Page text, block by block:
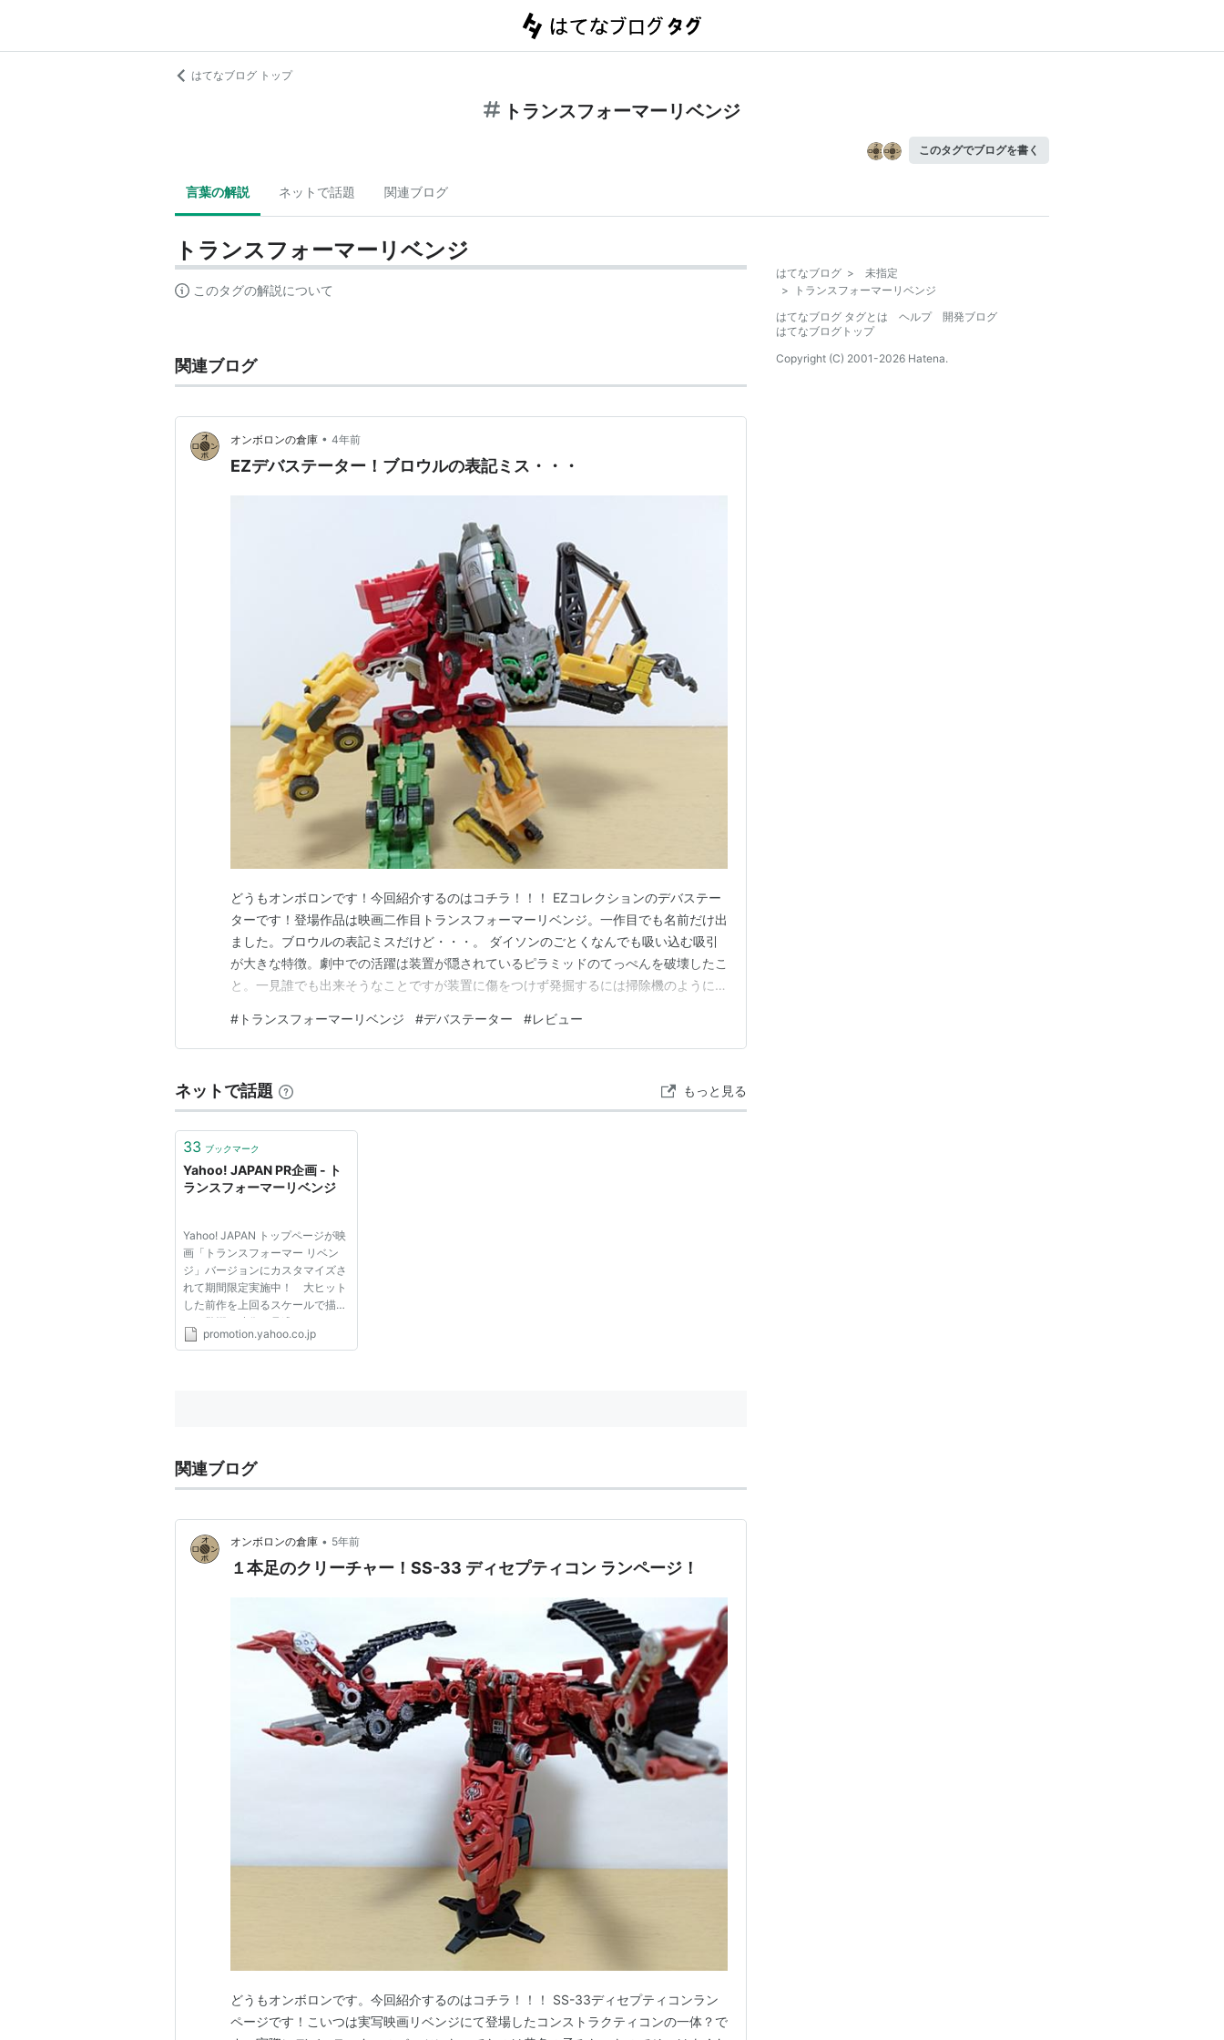
はてなブログ トップ
トランスフォーマーリベンジ
このタグでブログを書く
言葉の解説 ネットで話題 関連ブログ
トランスフォーマーリベンジ
このタグの解説について
関連ブログ
オンボロンの倉庫 • 4年前
EZデバステーター！ブロウルの表記ミス・・・
どうもオンボロンです！今回紹介するのはコチラ！！！ EZコレクションのデバステー
ターです！登場作品は映画二作目トランスフォーマーリベンジ。一作目でも名前だけ出
ました。ブロウルの表記ミスだけど・・・。 ダイソンのごとくなんでも吸い込む吸引
が大きな特徴。劇中での活躍は装置が隠されているピラミッドのてっぺんを破壊したこ
と。一見誰でも出来そうなことですが装置に傷をつけず発掘するには掃除機のようにご
ですがEZ版は7体合体でスクラップメタルが省かれています。 ロングハウル。脚担
当。ダンプカーに変形するコンストラクティコンズの一…
# トランスフォーマーリベンジ #デバステーター #レビュー
ネットで話題 もっと見る
33 ブックマーク
Yahoo! JAPAN PR企画 - ト
ランスフォーマーリベンジ
Yahoo! JAPAN トップページが映
画「トランスフォーマー リベン
ジ」バージョンにカスタマイズさ
れて期間限定実施中！ 大ヒット
した前作を上回るスケールで描
く、驚愕の映像を見逃すな！
promotion.yahoo.co.jp
関連ブログ
オンボロンの倉庫 • 5年前
１本足のクリーチャー！SS-33 ディセプティコン ランページ！
どうもオンボロンです。今回紹介するのはコチラ！！！ SS-33ディセプティコンラン
ページです！こいつは実写映画リベンジにて登場したコンストラクティコンの一体？で
はてなブログ >
未指定
>
トランスフォーマーリベンジ
はてなブログ タグとは
ヘルプ
開発ブログ
はてなブログトップ
Copyright (C) 2001-2026 Hatena.